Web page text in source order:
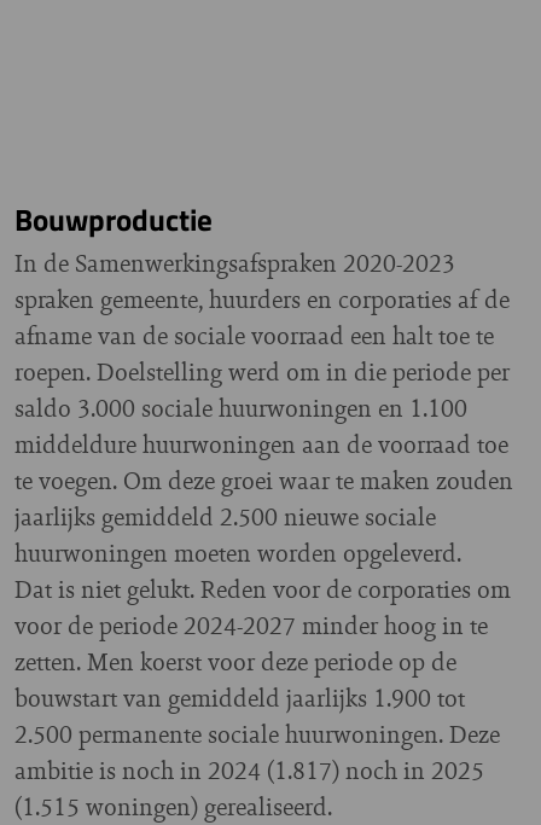
Bouwproductie
In de Samenwerkingsafspraken 2020-2023
spraken gemeente, huurders en corporaties af de
afname van de sociale voorraad een halt toe te
roepen. Doelstelling werd om in die periode per
saldo 3.000 sociale huurwoningen en 1.100
middeldure huurwoningen aan de voorraad toe
te voegen. Om deze groei waar te maken zouden
jaarlijks gemiddeld 2.500 nieuwe sociale
huurwoningen moeten worden opgeleverd.
Dat is niet gelukt. Reden voor de corporaties om
voor de periode 2024-2027 minder hoog in te
zetten. Men koerst voor deze periode op de
bouwstart van gemiddeld jaarlijks 1.900 tot
2.500 permanente sociale huurwoningen. Deze
ambitie is noch in 2024 (1.817) noch in 2025
(1.515 woningen) gerealiseerd.